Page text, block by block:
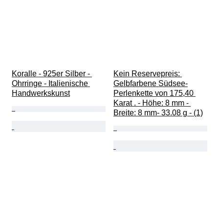
Koralle - 925er Silber -
Ohrringe - Italienische
Handwerkskunst
Kein Reservepreis:
Gelbfarbene Südsee-
Perlenkette von 175,40
Karat . - Höhe: 8 mm -
Breite: 8 mm- 33.08 g - (1)